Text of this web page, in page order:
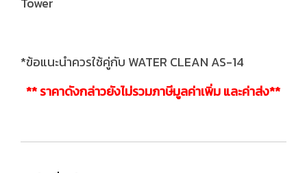
*ข้อแนะนำควรใช้คู่กับ WATER CLEAN AS-14
** ราคาดังกล่าวยังไม่รวมภาษีมูลค่าเพิ่ม และค่าส่ง**